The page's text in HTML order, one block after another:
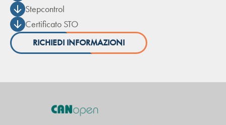
Stepcontrol
Certificato STO
RICHIEDI INFORMAZIONI